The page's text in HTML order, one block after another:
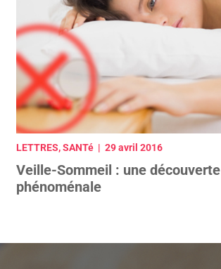
LETTRES, SANTé | 29 avril 2016
Veille-Sommeil : une découverte
phénoménale